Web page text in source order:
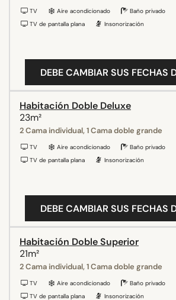
TV Aire acondicionado
Baño privado
TV de pantalla plana
Insonorización
DEBE CAMBIAR SUS FECHAS
Habitación Doble Deluxe
23m²
2 Cama individual, 1 Cama doble grande
TV Aire acondicionado
Baño privado
TV de pantalla plana
Insonorización
DEBE CAMBIAR SUS FECHAS
Habitación Doble Superior
21m²
2 Cama individual, 1 Cama doble grande
TV Aire acondicionado
Baño privado
TV de pantalla plana
Insonorización